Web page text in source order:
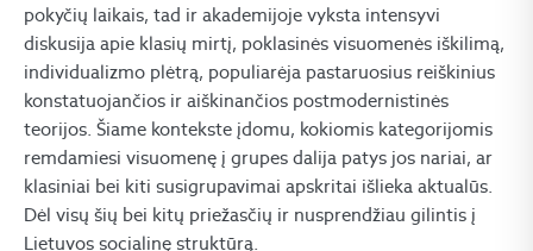
pokyčių laikais, tad ir akademijoje vyksta intensyvi
diskusija apie klasių mirtį, poklasinės visuomenės iškilimą,
individualizmo plėtrą, populiarėja pastaruosius reiškinius
konstatuojančios ir aiškinančios postmodernistinės
teorijos. Šiame kontekste įdomu, kokiomis kategorijomis
remdamiesi visuomenę į grupes dalija patys jos nariai, ar
klasiniai bei kiti susigrupavimai apskritai išlieka aktualūs.
Dėl visų šių bei kitų priežasčių ir nusprendžiau gilintis į
Lietuvos socialinę struktūrą.